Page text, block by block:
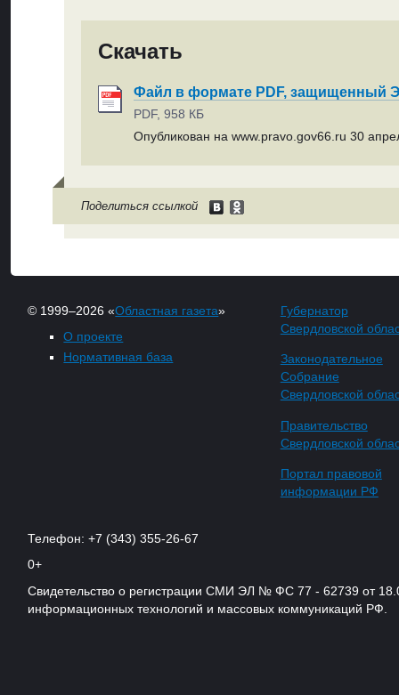
Скачать
Файл в формате PDF, защищенный
PDF, 958 КБ
Опубликован на www.pravo.gov66.ru 30
Поделиться ссылкой
© 1999–2026 «Областная газета»
О проекте
Нормативная база
Губернатор
Свердловской
Законодательное
Собрание
Свердловской
Правительство
Свердловской
Портал правовой
информации РФ
Телефон: +7 (343) 355-26-67
0+
Свидетельство о регистрации СМИ ЭЛ № ФС 77 - 62739 от
информационных технологий и массовых коммуникаций РФ.